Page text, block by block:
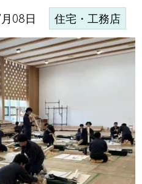
08日 住宅・工務店